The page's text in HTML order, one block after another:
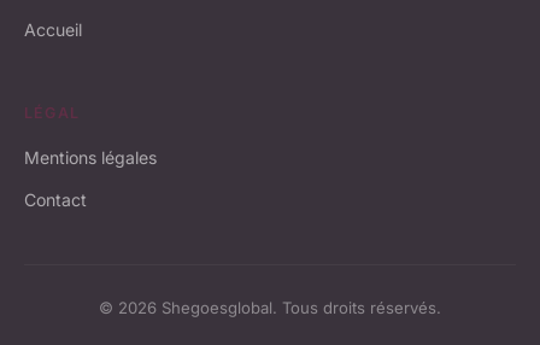
Accueil
LÉGAL
Mentions légales
Contact
© 2026 Shegoesglobal. Tous droits réservés.